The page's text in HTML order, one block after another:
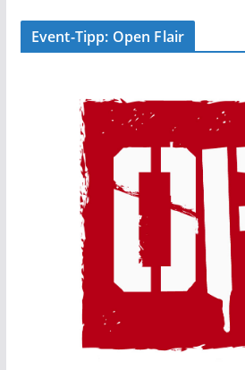
Event-Tipp: Open Flair